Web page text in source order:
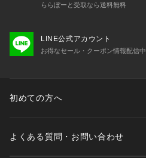
ららぽーと受取なら送料無料
LINE公式アカウント
お得なセール・クーポン情報配信中
初めての方へ
よくある質問・お問い合わせ